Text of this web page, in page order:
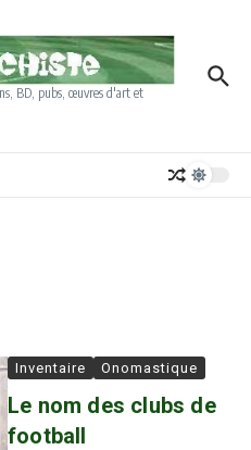
BD, pubs, œuvres d'art et
Inventaire Onomastique
Le nom des clubs de
football